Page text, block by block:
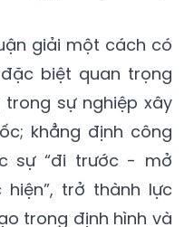
giải một cách có
biệt quan trọng
sự nghiệp xây
khẳng định công
sự “đi trước - mở
trở thành lực
trong định hình và